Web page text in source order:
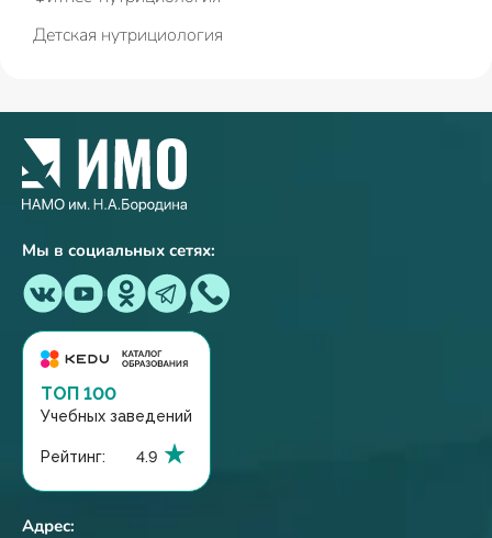
Детская нутрициология
Мы в социальных сетях:
ТОП 100
Учебных заведений
Рейтинг: 4.9
Адрес: